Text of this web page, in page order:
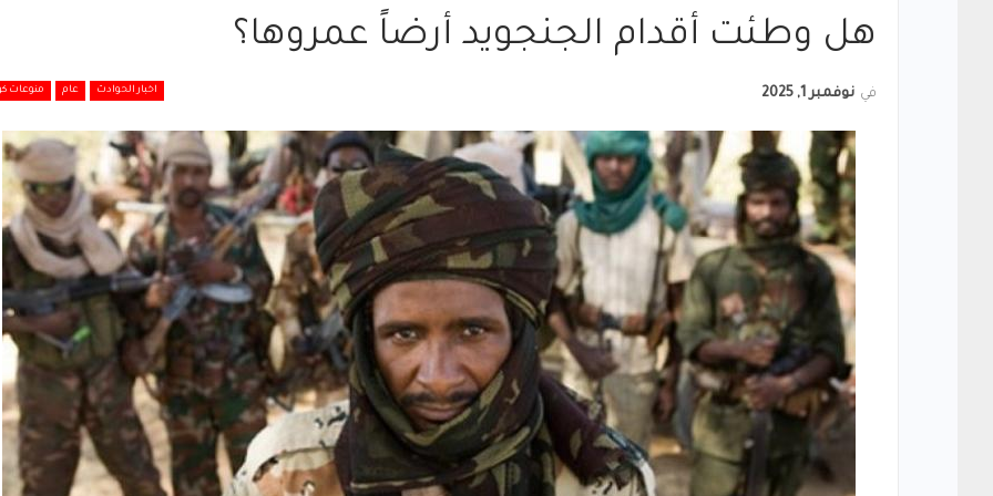
هل وطئت أقدام الجنجويد أرضاً عمروها؟
اخبار الحوادث عام منوعات في نوفمبر 1, 2025